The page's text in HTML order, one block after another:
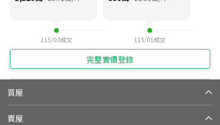
115/03成交 115/01 成交
完整實價登錄
買屋
賣屋